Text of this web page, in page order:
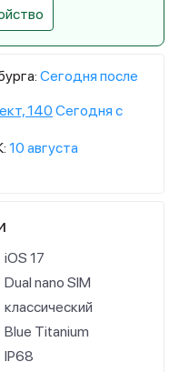
Сегодня после
140 Сегодня с
10 августа
iOS 17
Dual nano SIM
классический
Blue Titanium
IP68